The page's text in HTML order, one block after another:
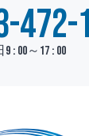
472-
: 00～17 : 00